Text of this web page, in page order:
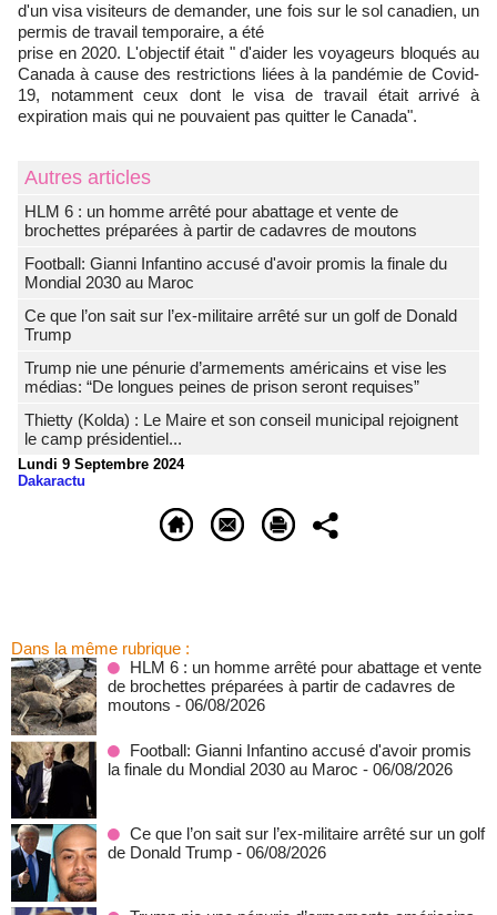
d'un visa visiteurs de demander, une fois sur le sol canadien, un
permis de travail temporaire, a été
prise en 2020. L'objectif était " d'aider les voyageurs bloqués au
Canada à cause des restrictions liées à la pandémie de Covid-
19, notamment ceux dont le visa de travail était arrivé à
expiration mais qui ne pouvaient pas quitter le Canada".
Autres articles
HLM 6 : un homme arrêté pour abattage et vente de
brochettes préparées à partir de cadavres de moutons
Football: Gianni Infantino accusé d'avoir promis la finale du
Mondial 2030 au Maroc
Ce que l’on sait sur l’ex-militaire arrêté sur un golf de Donald
Trump
Trump nie une pénurie d’armements américains et vise les
médias: “De longues peines de prison seront requises”
‎Thietty (Kolda) : Le Maire et son conseil municipal rejoignent
le camp présidentiel...
Lundi 9 Septembre 2024
Dakaractu
Dans la même rubrique :
HLM 6 : un homme arrêté pour abattage et vente
de brochettes préparées à partir de cadavres de
moutons - 06/08/2026
Football: Gianni Infantino accusé d'avoir promis
la finale du Mondial 2030 au Maroc - 06/08/2026
Ce que l’on sait sur l’ex-militaire arrêté sur un golf
de Donald Trump - 06/08/2026